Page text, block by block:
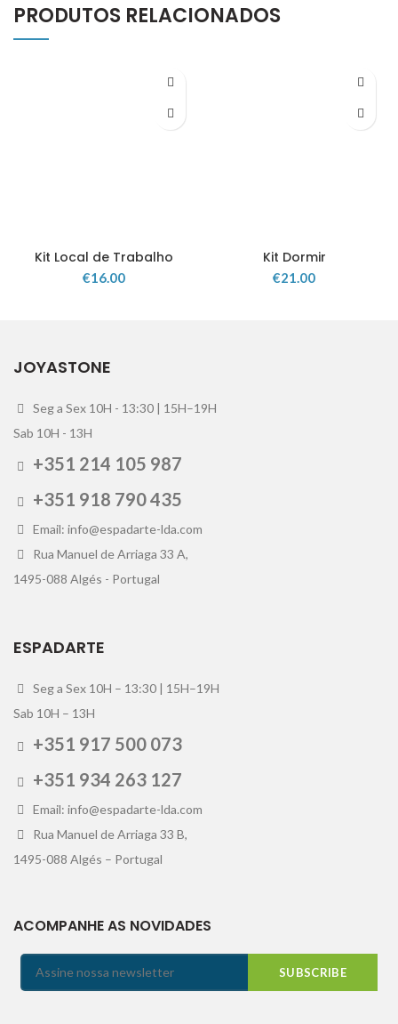
PRODUTOS RELACIONADOS
Kit Local de Trabalho
€16.00
Kit Dormir
€21.00
JOYASTONE
Seg a Sex 10H - 13:30 | 15H–19H
Sab 10H - 13H
+351 214 105 987
+351 918 790 435
Email: info@espadarte-lda.com
Rua Manuel de Arriaga 33 A,
1495-088 Algés - Portugal
ESPADARTE
Seg a Sex 10H – 13:30 | 15H–19H
Sab 10H – 13H
+351 917 500 073
+351 934 263 127
Email: info@espadarte-lda.com
Rua Manuel de Arriaga 33 B,
1495-088 Algés – Portugal
ACOMPANHE AS NOVIDADES